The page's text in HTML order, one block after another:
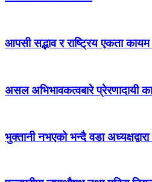
आपसी सद्भाव र राष्ट्रिय एकता कायम
असल अभिभावकत्वबारे प्रेरणादायी
भुक्तानी नभएको भन्दै वडा अध्यक्षद्वारा